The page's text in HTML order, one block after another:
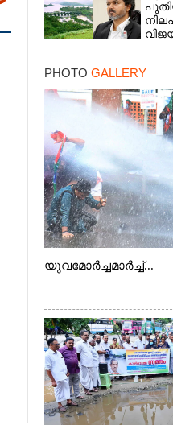
PHOTO GALLERY
യുവമോർച്ചമാർച്ച്...